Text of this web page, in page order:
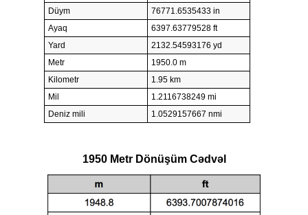
Düym
76771.6535433 in
Ayaq
6397.63779528 ft
Yard
2132.54593176 yd
Metr
1950.0 m
Kilometr
1.95 km
Mil
1.2116738249 mi
Deniz mili
1.0529157667 nmi
1950 Metr Dönüşüm Cədvəl